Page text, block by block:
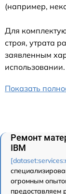
(например,
Для
строя, утрата
заявленным
использовании.
Показать
Ремонт
IBM
огромным